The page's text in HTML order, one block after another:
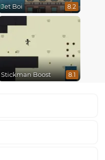
Jet Boi 8.2
Stickman Boost 8.1